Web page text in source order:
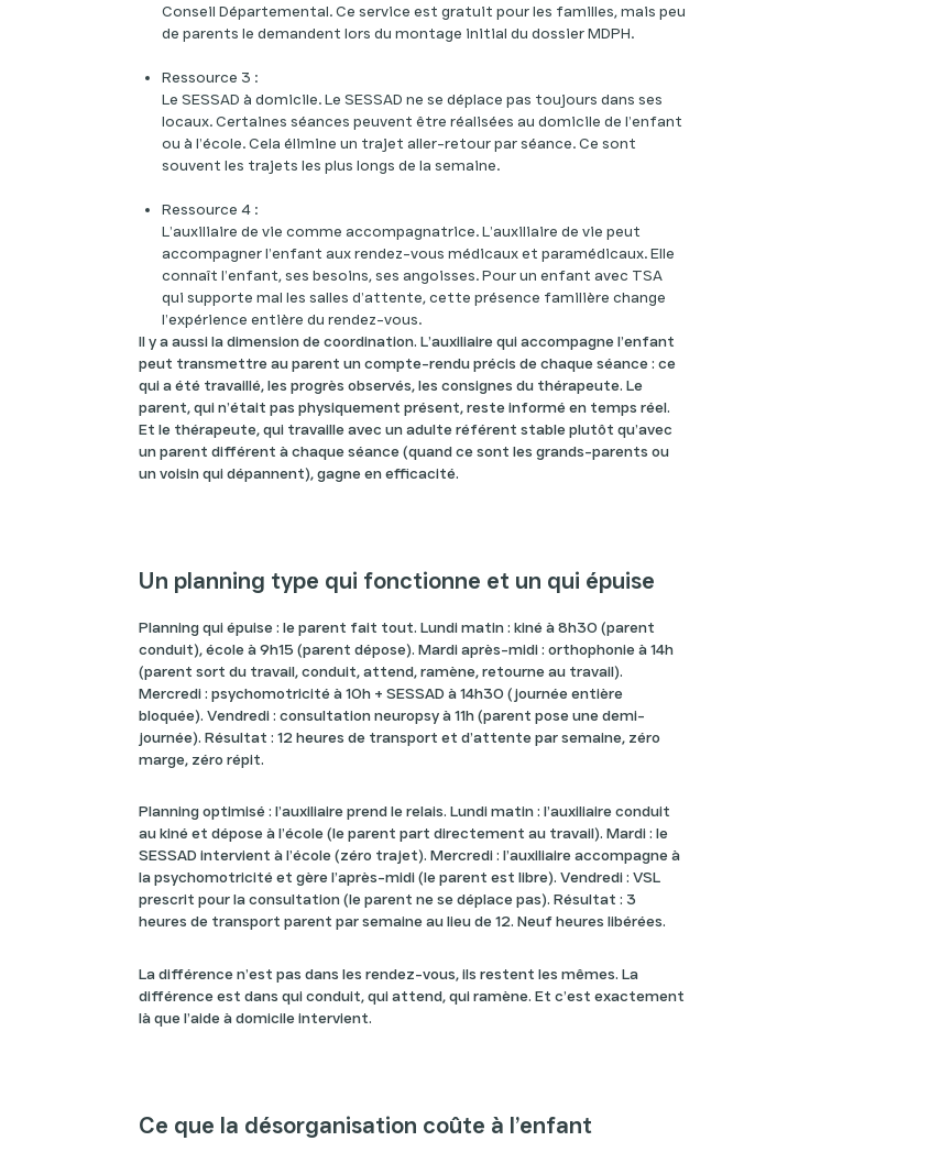
Conseil Départemental. Ce service est gratuit pour les familles, mais peu
de parents le demandent lors du montage initial du dossier MDPH.
Ressource 3 :
Le SESSAD à domicile. Le SESSAD ne se déplace pas toujours dans ses
locaux. Certaines séances peuvent être réalisées au domicile de l’enfant
ou à l’école. Cela élimine un trajet aller-retour par séance. Ce sont
souvent les trajets les plus longs de la semaine.
Ressource 4 :
L’auxiliaire de vie comme accompagnatrice. L’auxiliaire de vie peut
accompagner l’enfant aux rendez-vous médicaux et paramédicaux. Elle
connaît l’enfant, ses besoins, ses angoisses. Pour un enfant avec TSA
qui supporte mal les salles d’attente, cette présence familière change
l’expérience entière du rendez-vous.
Il y a aussi la dimension de coordination. L’auxiliaire qui accompagne l’enfant
peut transmettre au parent un compte-rendu précis de chaque séance : ce
qui a été travaillé, les progrès observés, les consignes du thérapeute. Le
parent, qui n’était pas physiquement présent, reste informé en temps réel.
Et le thérapeute, qui travaille avec un adulte référent stable plutôt qu’avec
un parent différent à chaque séance (quand ce sont les grands-parents ou
un voisin qui dépannent), gagne en efficacité.
Un planning type qui fonctionne et un qui épuise
Planning qui épuise : le parent fait tout. Lundi matin : kiné à 8h30 (parent
conduit), école à 9h15 (parent dépose). Mardi après-midi : orthophonie à 14h
(parent sort du travail, conduit, attend, ramène, retourne au travail).
Mercredi : psychomotricité à 10h + SESSAD à 14h30 (journée entière
bloquée). Vendredi : consultation neuropsy à 11h (parent pose une demi-
journée). Résultat : 12 heures de transport et d’attente par semaine, zéro
marge, zéro répit.
Planning optimisé : l’auxiliaire prend le relais. Lundi matin : l’auxiliaire conduit
au kiné et dépose à l’école (le parent part directement au travail). Mardi : le
SESSAD intervient à l’école (zéro trajet). Mercredi : l’auxiliaire accompagne à
la psychomotricité et gère l’après-midi (le parent est libre). Vendredi : VSL
prescrit pour la consultation (le parent ne se déplace pas). Résultat : 3
heures de transport parent par semaine au lieu de 12. Neuf heures libérées.
La différence n’est pas dans les rendez-vous, ils restent les mêmes. La
différence est dans qui conduit, qui attend, qui ramène. Et c’est exactement
là que l’aide à domicile intervient.
Ce que la désorganisation coûte à l’enfant